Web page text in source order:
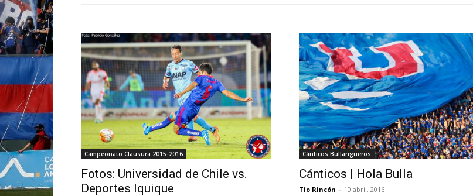
Campeonato Clausura 2015-2016
Fotos: Universidad de Chile vs.
Deportes Iquique
Cánticos Bullangueros
Cánticos | Hola Bulla
Tio Rincón - 10 abril, 2016